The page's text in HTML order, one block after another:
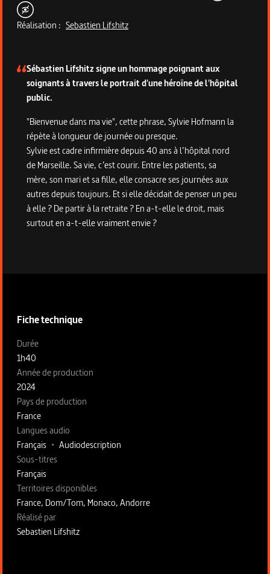
Réalisation : Sebastien Lifshitz
Sébastien Lifshitz signe un hommage poignant aux
soignants à travers le portrait d'une héroïne de l'hôpital
public.
"Bienvenue dans ma vie", cette phrase, Sylvie Hofmann la
répète à longueur de journée ou presque.
Sylvie est cadre infirmière depuis 40 ans à l’hôpital nord
de Marseille. Sa vie, c’est courir. Entre les patients, sa
mère, son mari et sa fille, elle consacre ses journées aux
autres depuis toujours. Et si elle décidait de penser un peu
à elle ? De partir à la retraite ? En a-t-elle le droit, mais
surtout en a-t-elle vraiment envie ?
Fiche technique
Fiche technique section gauche
Durée
1h40
Année de production
2024
Pays de production
France
Langues audio
Français • Audiodescription
Sous-titres
Français
Territoires disponibles
France, Dom/Tom, Monaco, Andorre
Fiche technique section droite
Réalisé par
Sebastien Lifshitz